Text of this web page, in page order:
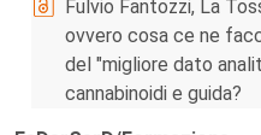
Fulvio Fantozzi, La
ovvero cosa ce ne
del "migliore dato
cannabinoidi e guida?